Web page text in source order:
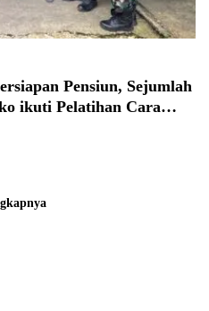
Pensiun, Sejumlah
ikuti Pelatihan Cara